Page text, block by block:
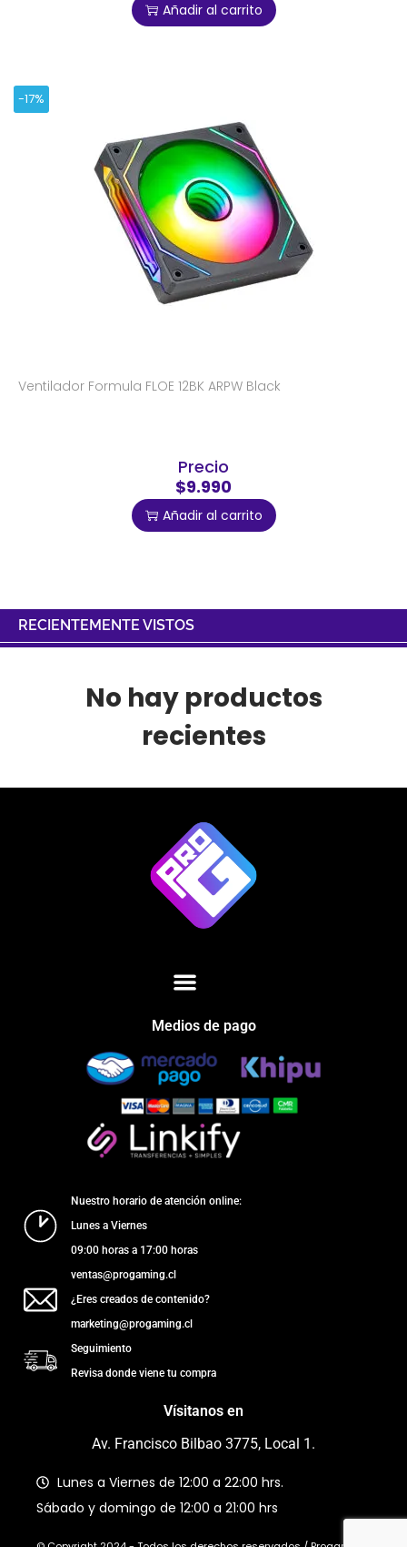
Añadir al carrito
-17%
Ventilador Formula FLOE 12BK ARPW Black
Precio
$9.990
Añadir al carrito
RECIENTEMENTE VISTOS
No hay productos
recientes
Medios de pago
Nuestro horario de atención online:
Lunes a Viernes
09:00 horas a 17:00 horas
ventas@progaming.cl
¿Eres creados de contenido?
marketing@progaming.cl
Seguimiento
Revisa donde viene tu compra
Vísitanos en
Av. Francisco Bilbao 3775, Local 1.
Lunes a Viernes de 12:00 a 22:00 hrs.
Sábado y domingo de 12:00 a 21:00 hrs